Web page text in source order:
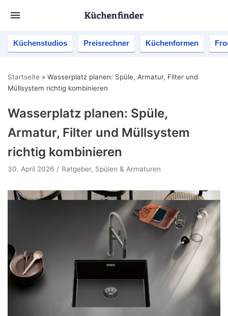
Küchenstudios Preisrechner Küchenformen
Startseite » Wasserplatz planen: Spüle, Armatur, Filter und
Müllsystem richtig kombinieren
Wasserplatz planen: Spüle,
Armatur, Filter und Müllsystem
richtig kombinieren
30. April 2026 Ratgeber, Spülen & Armaturen